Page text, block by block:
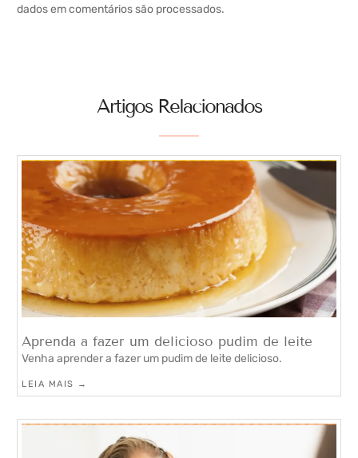
dados em comentários são processados.
Artigos Relacionados
Aprenda a fazer um delicioso pudim de leite
Venha aprender a fazer um pudim de leite delicioso.
LEIA MAIS →